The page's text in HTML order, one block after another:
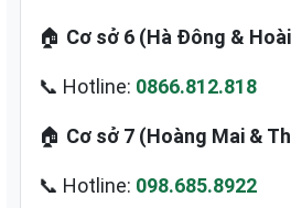
🏠 Cơ sở 6 (Hà Đông &
📞 Hotline: 0866.812.818
🏠 Cơ sở 7 (Hoàng Mai &
📞 Hotline: 098.685.8922